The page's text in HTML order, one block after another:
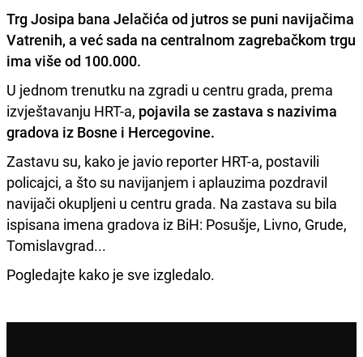
Trg Josipa bana Jelačića od jutros se puni navijačima
Vatrenih, a već sada na centralnom zagrebačkom trgu
ima više od 100.000.
U jednom trenutku na zgradi u centru grada, prema
izvještavanju HRT-a, pojavila se zastava s nazivima
gradova iz Bosne i Hercegovine.
Zastavu su, kako je javio reporter HRT-a, postavili
policajci, a što su navijanjem i aplauzima pozdravil
navijači okupljeni u centru grada. Na zastava su bila
ispisana imena gradova iz BiH: Posušje, Livno, Grude,
Tomislavgrad...
Pogledajte kako je sve izgledalo.